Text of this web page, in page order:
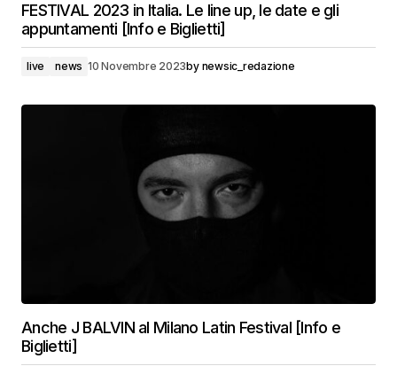
FESTIVAL 2023 in Italia. Le line up, le date e gli
appuntamenti [Info e Biglietti]
live news 10 Novembre 2023by newsic_redazione
Anche J BALVIN al Milano Latin Festival [Info e
Biglietti]